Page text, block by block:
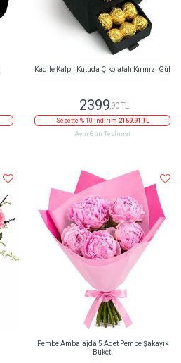
Kadife Kalpli Kutuda Çikolatalı Kırmızı Gül
2399,90 TL
Sepette % 10 indirim 2159,91 TL
Aynı Gün Teslimat
Pembe Ambalajda 5 Adet Pembe Şakayık
Buketi